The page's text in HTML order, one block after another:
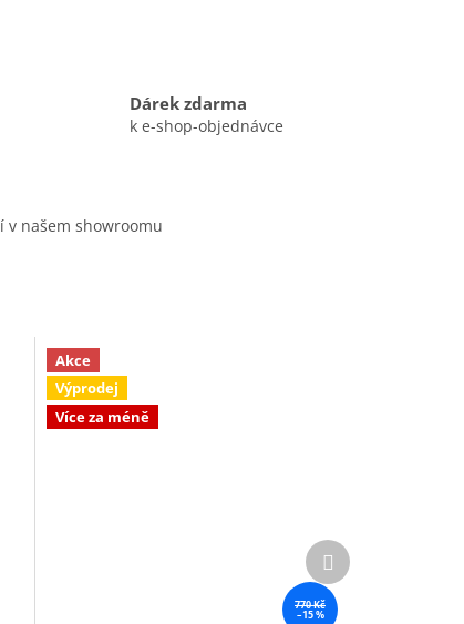
Dárek zdarma
k e-shop-objednávce
v našem showroomu
Akce
Výprodej
Více za méně
770 Kč
–15 %
Další
produkt